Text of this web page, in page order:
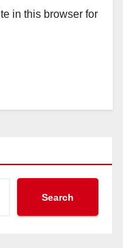
in this browser for
Search